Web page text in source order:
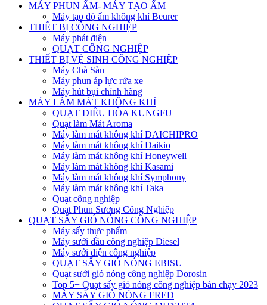
MÁY PHUN ẨM- MÁY TẠO ẨM
Máy tạo độ ẩm không khí Beurer
THIẾT BỊ CÔNG NGHIỆP
Máy phát điện
QUẠT CÔNG NGHIỆP
THIẾT BỊ VỆ SINH CÔNG NGHIỆP
Máy Chà Sàn
Máy phun áp lực rửa xe
Máy hút bụi chính hãng
MÁY LÀM MÁT KHÔNG KHÍ
QUẠT ĐIỀU HÒA KUNGFU
Quạt làm Mát Aroma
Máy làm mát không khí DAICHIPRO
Máy làm mát không khí Daikio
Máy làm mát không khí Honeywell
Máy làm mát không khí Kasami
Máy làm mát không khí Symphony
Máy làm mát không khí Taka
Quạt công nghiệp
Quạt Phun Sương Công Nghiệp
QUẠT SẤY GIÓ NÓNG CÔNG NGHIỆP
Máy sấy thực phẩm
Máy sưởi dầu công nghiệp Diesel
Máy sưởi điện công nghiệp
QUẠT SẤY GIÓ NÓNG EBISU
Quạt sưởi gió nóng công nghiệp Dorosin
Top 5+ Quạt sấy gió nóng công nghiệp bán chạy 2023
MÁY SẤY GIÓ NÓNG FRED